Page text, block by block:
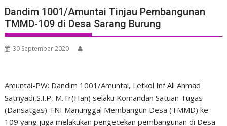
Dandim 1001/Amuntai Tinjau Pembangunan
‎TMMD-109 di Desa Sarang Burung
30 September 2020
Amuntai-PW: Dandim 1001/Amuntai, Letkol Inf Ali Ahmad
Satriyadi,S.I.P, M.Tr(Han) selaku Komandan Satuan Tugas
(Dansatgas) TNI Manunggal Membangun Desa (TMMD) ke-
109 yang juga melakukan pengecekan pembangunan di Desa